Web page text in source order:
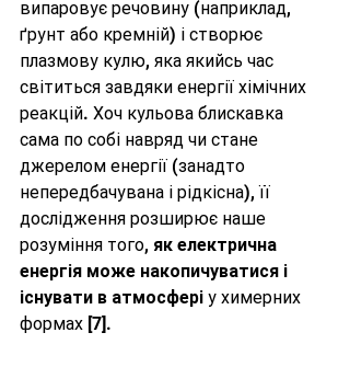
випаровує речовину (наприклад,
ґрунт або кремній) і створює
плазмову кулю, яка якийсь час
світиться завдяки енергії хімічних
реакцій. Хоч кульова блискавка
сама по собі навряд чи стане
джерелом енергії (занадто
непередбачувана і рідкісна), її
дослідження розширює наше
розуміння того, як електрична
енергія може накопичуватися і
існувати в атмосфері у химерних
формах [7].